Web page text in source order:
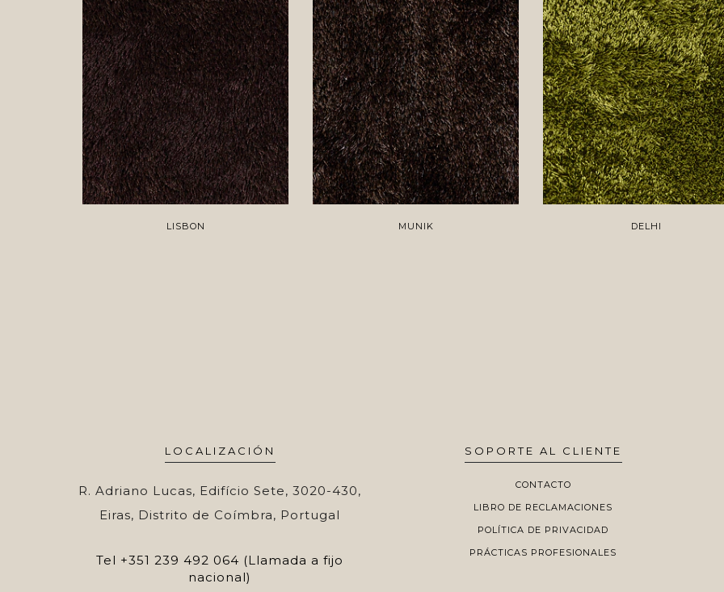
LISBON MUNIK DELHI
LOCALIZACIÓN
R. Adriano Lucas, Edifício Sete, 3020-430,
Eiras, Distrito de Coímbra, Portugal
Tel +351 239 492 064 (Llamada a fijo
nacional)
SOPORTE AL CLIENTE
CONTACTO
LIBRO DE RECLAMACIONES
POLÍTICA DE PRIVACIDAD
PRÁCTICAS PROFESIONALES